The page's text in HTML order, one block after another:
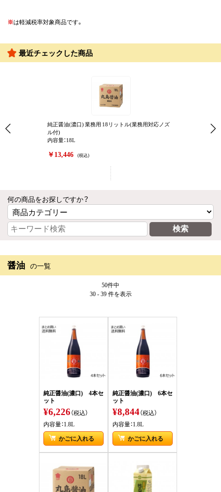
※は軽減税率対象商品です。
最近チェックした商品
純正醤油(濃口) 業務用 18リットル(業務用対応ノズ
ル付)
内容量：18L
￥13,446 (税込)
何の商品をお探しですか？
醤油 の一覧
50件中
30 - 39 件を表示
純正醤油(濃口) 4本セ
ット
¥6,226（税込）
内容量：1.8L
かごに入れる
純正醤油(濃口) 6本セ
ット
¥8,844（税込）
内容量：1.8L
かごに入れる